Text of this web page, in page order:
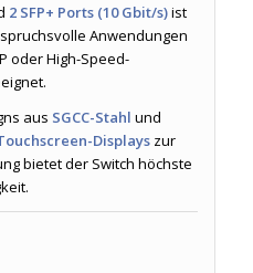
2 SFP+ Ports (10 Gbit/s)ist
Anwendungen
oder High-Speed-
aus SGCC-Stahl und
Displayszur
bietet der Switch höchste